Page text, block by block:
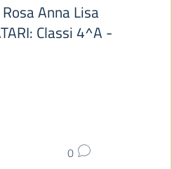
Anna Lisa
Classi 4^A -
0